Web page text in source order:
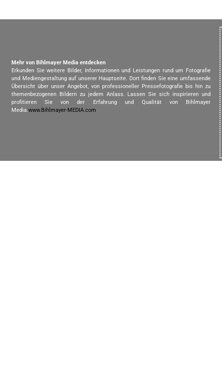
Mehr von Bihlmayer Media entdecken
Erkunden Sie weitere Bilder, Informationen und Leistungen rund um Fotografie
und Mediengestaltung auf unserer Hauptseite. Dort finden Sie eine umfassende
Übersicht über unser Angebot, von professioneller Pressefotografie bis hin zu
themenbezogenen Bildern zu jedem Anlass. Lassen Sie sich inspirieren und
profitieren Sie von der Erfahrung und Qualität von Bihlmayer
Media.www.Bihlmayer-MEDIA.com